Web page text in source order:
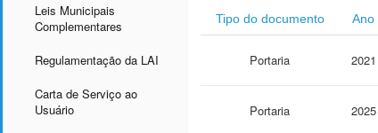
Leis Municipais
Complementares
Regulamentação da LAI
Carta de Serviço ao
Usuário
Tipo do documento Ano
Portaria 2021
Portaria 2025